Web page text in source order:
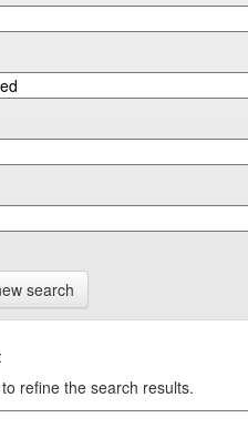
search
refine the search results.